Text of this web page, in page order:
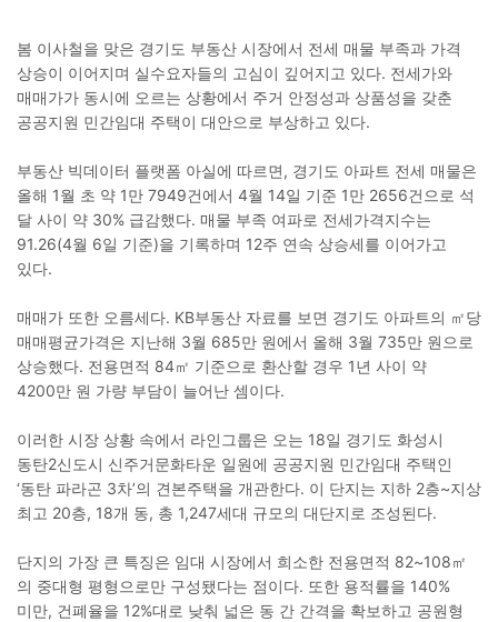
봄 이사철을 맞은 경기도 부동산 시장에서 전세 매물 부족과 가격
상승이 이어지며 실수요자들의 고심이 깊어지고 있다. 전세가와
매매가가 동시에 오르는 상황에서 주거 안정성과 상품성을 갖춘
공공지원 민간임대 주택이 대안으로 부상하고 있다.
부동산 빅데이터 플랫폼 아실에 따르면, 경기도 아파트 전세 매물은
올해 1월 초 약 1만 7949건에서 4월 14일 기준 1만 2656건으로 석
달 사이 약 30% 급감했다. 매물 부족 여파로 전세가격지수는
91.26(4월 6일 기준)을 기록하며 12주 연속 상승세를 이어가고
있다.
매매가 또한 오름세다. KB부동산 자료를 보면 경기도 아파트의 ㎡당
매매평균가격은 지난해 3월 685만 원에서 올해 3월 735만 원으로
상승했다. 전용면적 84㎡ 기준으로 환산할 경우 1년 사이 약
4200만 원 가량 부담이 늘어난 셈이다.
이러한 시장 상황 속에서 라인그룹은 오는 18일 경기도 화성시
동탄2신도시 신주거문화타운 일원에 공공지원 민간임대 주택인
‘동탄 파라곤 3차’의 견본주택을 개관한다. 이 단지는 지하 2층~지상
최고 20층, 18개 동, 총 1,247세대 규모의 대단지로 조성된다.
단지의 가장 큰 특징은 임대 시장에서 희소한 전용면적 82~108㎡
의 중대형 평형으로만 구성됐다는 점이다. 또한 용적률을 140%
미만, 건폐율을 12%대로 낮춰 넓은 동 간 간격을 확보하고 공원형